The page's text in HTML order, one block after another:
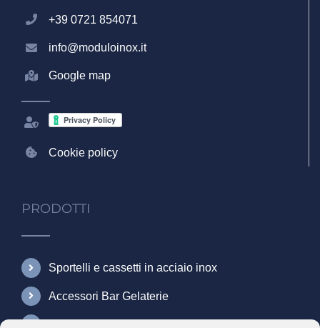
+39 0721 854071
info@moduloinox.it
Google map
Cookie policy
PRODOTTI
Sportelli e cassetti in acciaio inox
Accessori Bar Gelaterie